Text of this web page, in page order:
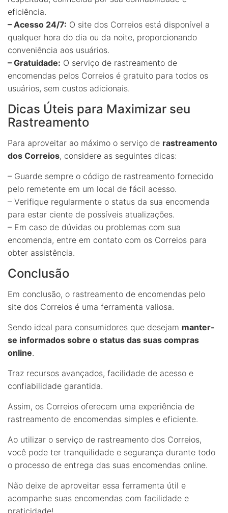
eficiência.
– Acesso 24/7: O site dos Correios está disponível a
qualquer hora do dia ou da noite, proporcionando
conveniência aos usuários.
– Gratuidade: O serviço de rastreamento de
encomendas pelos Correios é gratuito para todos os
usuários, sem custos adicionais.
Dicas Úteis para Maximizar seu
Rastreamento
Para aproveitar ao máximo o serviço de rastreamento
dos Correios, considere as seguintes dicas:
– Guarde sempre o código de rastreamento fornecido
pelo remetente em um local de fácil acesso.
– Verifique regularmente o status da sua encomenda
para estar ciente de possíveis atualizações.
– Em caso de dúvidas ou problemas com sua
encomenda, entre em contato com os Correios para
obter assistência.
Conclusão
Em conclusão, o rastreamento de encomendas pelo
site dos Correios é uma ferramenta valiosa.
Sendo ideal para consumidores que desejam manter-
se informados sobre o status das suas compras
online.
Traz recursos avançados, facilidade de acesso e
confiabilidade garantida.
Assim, os Correios oferecem uma experiência de
rastreamento de encomendas simples e eficiente.
Ao utilizar o serviço de rastreamento dos Correios,
você pode ter tranquilidade e segurança durante todo
o processo de entrega das suas encomendas online.
Não deixe de aproveitar essa ferramenta útil e
acompanhe suas encomendas com facilidade e
praticidade!